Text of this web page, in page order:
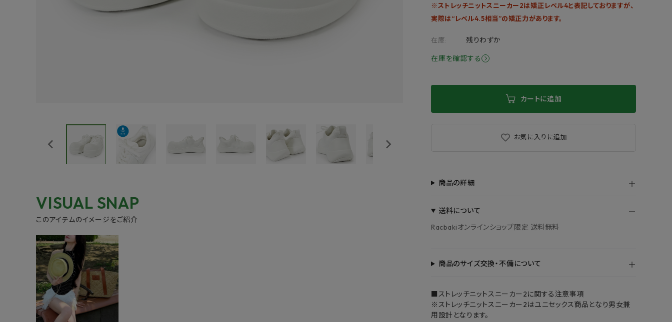
VISUAL SNAP
このアイテムのイメージをご紹介
※ストレッチニットスニーカー2は矯正レベル4と表記しておりますが、
実際は“レベル4.5相当”の矯正力があります。
在庫: 残りわずか
在庫を確認する
カートに追加
お気に入りに追加
商品の詳細
送料について
Racbakiオンラインショップ限定 送料無料
商品のサイズ交換・不備について
■ストレッチニットスニーカー2に関する注意事項
※ストレッチニットスニーカー2はユニセックス商品となり男女兼
用設計となります。